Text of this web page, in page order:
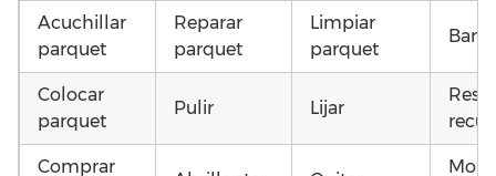
Acuchillar
parquet
Reparar
parquet
Limpiar
parquet
Colocar
parquet
Pulir Lijar
Comprar